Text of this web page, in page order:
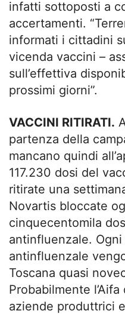
infatti sottoposti a
accertamenti.
informati i cittadini
vicenda vaccini –
sull’effettiva
prossimi giorni”.
VACCINI RITIRATI.
partenza della
mancano quindi
117.230 dosi del
ritirate una
Novartis bloccate
cinquecentomila
antinfluenzale.
antinfluenzale
Toscana quasi
Probabilmente
aziende produttrici